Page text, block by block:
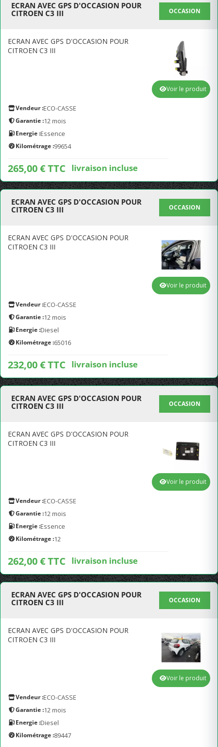
ECRAN AVEC GPS D'OCCASION POUR
CITROEN C3 III
OCCASION
ECRAN AVEC GPS D'OCCASION POUR
CITROEN C3 III
Vendeur :ECO-CASSE
Garantie :12 mois
Energie :Essence
Kilométrage :99654
265,00 € TTC livraison incluse
Voir le produit
ECRAN AVEC GPS D'OCCASION POUR
CITROEN C3 III
OCCASION
ECRAN AVEC GPS D'OCCASION POUR
CITROEN C3 III
Vendeur :ECO-CASSE
Garantie :12 mois
Energie :Diesel
Kilométrage :65016
232,00 € TTC livraison incluse
Voir le produit
ECRAN AVEC GPS D'OCCASION POUR
CITROEN C3 III
OCCASION
ECRAN AVEC GPS D'OCCASION POUR
CITROEN C3 III
Vendeur :ECO-CASSE
Garantie :12 mois
Energie :Essence
Kilométrage :12
262,00 € TTC livraison incluse
Voir le produit
ECRAN AVEC GPS D'OCCASION POUR
CITROEN C3 III
OCCASION
ECRAN AVEC GPS D'OCCASION POUR
CITROEN C3 III
Vendeur :ECO-CASSE
Garantie :12 mois
Energie :Diesel
Kilométrage :89447
Voir le produit